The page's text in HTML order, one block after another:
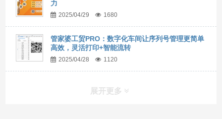
力
2025/04/29 1680
管家婆工贸PRO：数字化车间让序列号管理更简单
高效，灵活打印+智能流转
2025/04/28 1120
展开更多